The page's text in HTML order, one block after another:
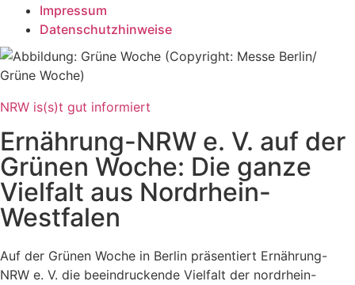
Impressum
Datenschutzhinweise
NRW is(s)t gut informiert
Ernährung-NRW e. V. auf der
Grünen Woche: Die ganze
Vielfalt aus Nordrhein-
Westfalen
Auf der Grünen Woche in Berlin präsentiert Ernährung-
NRW e. V. die beeindruckende Vielfalt der nordrhein-